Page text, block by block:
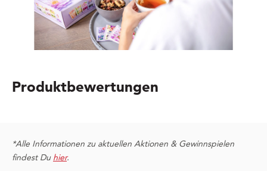
Produktbewertungen
*Alle Informationen zu aktuellen Aktionen & Gewinnspielen
findest Du hier.